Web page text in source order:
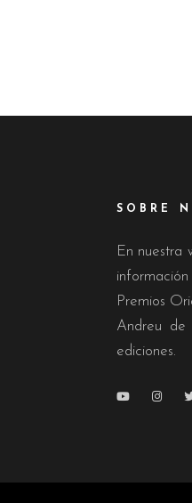
SOBRE
En nuestra
Premios
Andreu de
ediciones.